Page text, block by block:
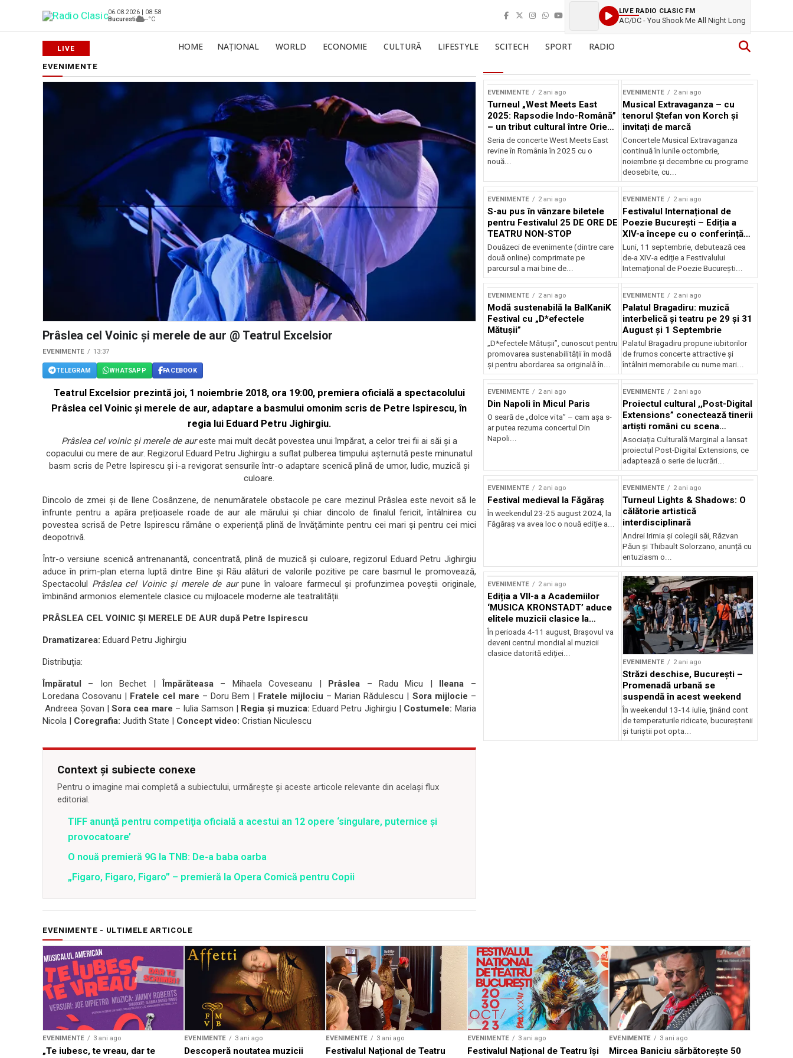
06.08.2026 | 08:58
Bucuresti
--°C
LIVE RADIO CLASIC FM
AC/DC - You Shook Me All Night Long
HOME NAȚIONAL WORLD ECONOMIE CULTURĂ LIFESTYLE SCITECH SPORT RADIO
EVENIMENTE
Prâslea cel Voinic și merele de aur @ Teatrul Excelsior
EVENIMENTE 13:37
TELEGRAM WHATSAPP FACEBOOK
Teatrul Excelsior prezintă joi, 1 noiembrie 2018, ora 19:00, premiera oficială a spectacolului
Prâslea cel Voinic şi merele de aur, adaptare a basmului omonim scris de Petre Ispirescu, în
regia lui Eduard Petru Jighirgiu.
Prâslea cel voinic și merele de aureste mai mult decât povestea unui împărat, a celor trei fii ai săi și a
copacului cu mere de aur. Regizorul Eduard Petru Jighirgiu a suflat pulberea timpului așternută peste minunatul
basm scris de Petre Ispirescu și i-a revigorat sensurile într-o adaptare scenică plină de umor, ludic, muzică și
culoare.
Dincolo de zmei și de Ilene Cosânzene, de nenumăratele obstacole pe care mezinul Prâslea este nevoit să le
înfrunte pentru a apăra prețioasele roade de aur ale mărului și chiar dincolo de finalul fericit, întâlnirea cu
povestea scrisă de Petre Ispirescu rămâne o experiență plină de învățăminte pentru cei mari și pentru cei mici
deopotrivă.
Într-o versiune scenică antrenanantă, concentrată, plină de muzică și culoare, regizorul Eduard Petru Jighirgiu
aduce în prim-plan eterna luptă dintre Bine și Rău alături de valorile pozitive pe care basmul le promovează,
Spectacolul Prâslea cel Voinic și merele de aurpune în valoare farmecul și profunzimea poveștii originale,
îmbinând armonios elementele clasice cu mijloacele moderne ale teatralității.
PRÂSLEA CEL VOINIC ȘI MERELE DE AUR după Petre Ispirescu
Dramatizarea: Eduard Petru Jighirgiu
Distribuția:
Împăratul – Ion Bechet |Împărăteasa – Mihaela Coveseanu | Prâslea – Radu Micu | Ileana –
Loredana Cosovanu | Fratele cel mare – Doru Bem | Fratele mijlociu – Marian Rădulescu | Sora mijlocie –
Andreea Șovan |Sora cea mare – Iulia Samson | Regia și muzica: Eduard Petru Jighirgiu | Costumele: Maria
Nicola | Coregrafia: Judith State | Concept video: Cristian Niculescu
Context și subiecte conexe
Pentru o imagine mai completă a subiectului, urmărește și aceste articole relevante din același flux
editorial.
TIFF anunţă pentru competiţia oficială a acestui an 12 opere ‘singulare, puternice şi
provocatoare’
O nouă premieră 9G la TNB: De-a baba oarba
„Figaro, Figaro, Figaro” – premieră la Opera Comică pentru Copii
EVENIMENTE 2 ani ago
Turneul „West Meets East
2025: Rapsodie Indo-Română”
– un tribut cultural între Orient
și Occident
Seria de concerte West Meets East
revine în România în 2025 cu o
nouă...
EVENIMENTE 2 ani ago
Musical Extravaganza – cu
tenorul Ștefan von Korch și
invitați de marcă
Concertele Musical Extravaganza
continuă în lunile octombrie,
noiembrie şi decembrie cu programe
deosebite, cu...
EVENIMENTE 2 ani ago
S-au pus în vânzare biletele
pentru Festivalul 25 DE ORE DE
TEATRU NON-STOP
Douăzeci de evenimente (dintre care
două online) comprimate pe
parcursul a mai bine de...
EVENIMENTE 2 ani ago
Festivalul Internațional de
Poezie București – Ediția a
XIV-a începe cu o conferință
despre limba română
susținută de Marco Lucchesi
Luni, 11 septembrie, debutează cea
de-a XIV-a ediție a Festivalului
Internațional de Poezie București...
EVENIMENTE 2 ani ago
Modă sustenabilă la BalKaniK
Festival cu „D*efectele
Mătușii”
„D*efectele Mătușii”, cunoscut pentru
promovarea sustenabilității în modă
și pentru abordarea sa originală în...
EVENIMENTE 2 ani ago
Palatul Bragadiru: muzică
interbelică şi teatru pe 29 şi 31
August şi 1 Septembrie
Palatul Bragadiru propune iubitorilor
de frumos concerte attractive şi
întâlniri memorabile cu nume mari...
EVENIMENTE 2 ani ago
Din Napoli în Micul Paris
O seară de „dolce vita” – cam așa s-
ar putea rezuma concertul Din
Napoli...
EVENIMENTE 2 ani ago
Proiectul cultural ,,Post-Digital
Extensions” conectează tinerii
artiști români cu scena
internațională
Asociația Culturală Marginal a lansat
proiectul Post-Digital Extensions, ce
adaptează o serie de lucrări...
EVENIMENTE 2 ani ago
Festival medieval la Făgăraș
În weekendul 23-25 august 2024, la
Făgăraș va avea loc o nouă ediție a...
EVENIMENTE 2 ani ago
Turneul Lights & Shadows: O
călătorie artistică
interdisciplinară
Andrei Irimia și colegii săi, Răzvan
Păun și Thibault Solorzano, anunță cu
entuziasm o...
EVENIMENTE 2 ani ago
Ediția a VII-a a Academiilor
‘MUSICA KRONSTADT’ aduce
elitele muzicii clasice la
Brașov
În perioada 4-11 august, Brașovul va
deveni centrul mondial al muzicii
clasice datorită ediției...
EVENIMENTE 2 ani ago
Străzi deschise, București –
Promenadă urbană se
suspendă în acest weekend
În weekendul 13-14 iulie, ținând cont
de temperaturile ridicate, bucureștenii
și turiștii pot opta...
EVENIMENTE - ULTIMELE ARTICOLE
EVENIMENTE 3 ani ago
„Te iubesc, te vreau, dar te
EVENIMENTE 3 ani ago
Descoperă noutatea muzicii
EVENIMENTE 3 ani ago
Festivalul Național de Teatru
EVENIMENTE 3 ani ago
Festivalul Național de Teatru își
EVENIMENTE 3 ani ago
Mircea Baniciu sărbătorește 50